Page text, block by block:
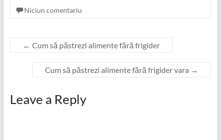
Niciun comentariu
← Cum să păstrezi alimente fără frigider
Cum să păstrezi alimente fără frigider vara →
Leave a Reply